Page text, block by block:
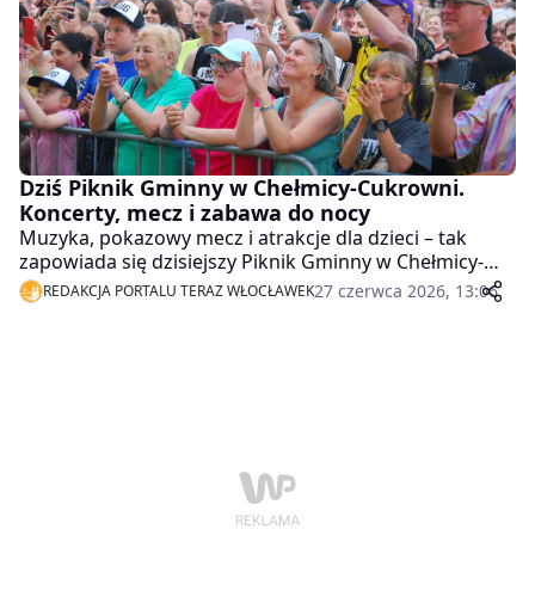
Dziś Piknik Gminny w Chełmicy-Cukrowni.
Koncerty, mecz i zabawa do nocy
Muzyka, pokazowy mecz i atrakcje dla dzieci – tak
zapowiada się dzisiejszy Piknik Gminny w Chełmicy-
Cukrowni. Impreza rozpocznie się po południu i
potrwa do późnych godzin wieczornych.
REDAKCJA PORTALU TERAZ WŁOCŁAWEK27 czerwca 2026, 13:06